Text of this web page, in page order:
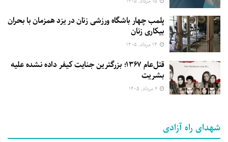
پلمب چهار باشگاه ورزشی زنان در یزد همزمان با بحران
بیکاری زنان
قتل‌عام ۱۳۶۷؛ بزرگترین جنایت کیفر داده نشده علیه
بشریت
شهدای راه آزادی